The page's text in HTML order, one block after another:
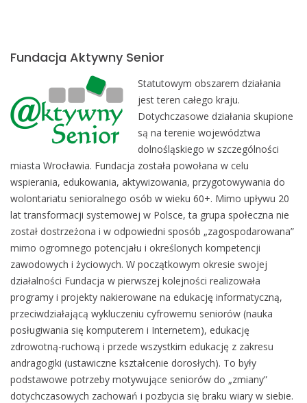
Fundacja Aktywny Senior
Statutowym obszarem działania
jest teren całego kraju.
Dotychczasowe działania skupione
są na terenie województwa
dolnośląskiego w szczególności
miasta Wrocławia. Fundacja została powołana w celu
wspierania, edukowania, aktywizowania, przygotowywania do
wolontariatu senioralnego osób w wieku 60+. Mimo upływu 20
lat transformacji systemowej w Polsce, ta grupa społeczna nie
został dostrzeżona i w odpowiedni sposób „zagospodarowana”
mimo ogromnego potencjału i określonych kompetencji
zawodowych i życiowych. W początkowym okresie swojej
działalności Fundacja w pierwszej kolejności realizowała
programy i projekty nakierowane na edukację informatyczną,
przeciwdziałającą wykluczeniu cyfrowemu seniorów (nauka
posługiwania się komputerem i Internetem), edukację
zdrowotną-ruchową i przede wszystkim edukację z zakresu
andragogiki (ustawiczne kształcenie dorosłych). To były
podstawowe potrzeby motywujące seniorów do „zmiany”
dotychczasowych zachowań i pozbycia się braku wiary w siebie.